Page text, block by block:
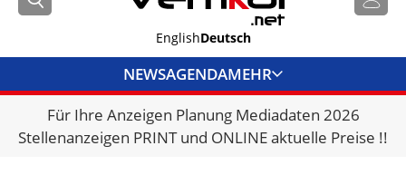
EnglishDeutsch
NEWSAGENDAMEHR
BRANCHENLINKS
VERMIETER
Für Ihre Anzeigen Planung Mediadaten 2026
Stellenanzeigen PRINT und ONLINE aktuelle Preise !!